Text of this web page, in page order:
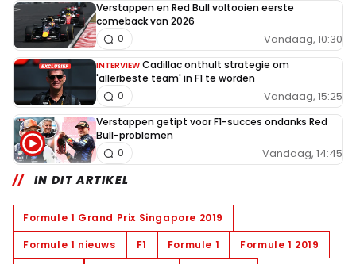
Verstappen en Red Bull voltooien eerste
comeback van 2026
Vandaag, 10:30
0
INTERVIEW Cadillac onthult strategie om
'allerbeste team' in F1 te worden
Vandaag, 15:25
0
Verstappen getipt voor F1-succes ondanks Red
Bull-problemen
Vandaag, 14:45
0
IN DIT ARTIKEL
Formule 1 Grand Prix Singapore 2019
Formule 1 nieuws
F1 Formule 1 Formule 1 2019